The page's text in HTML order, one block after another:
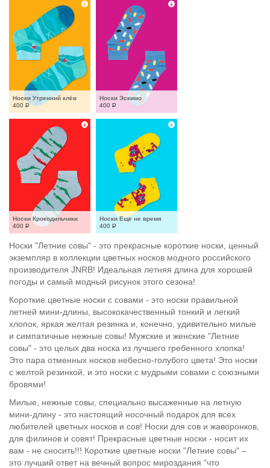
Носки Утренний клёв
400 Р
Носки Эскимо
400 Р
Носки Крокодильчики
400 Р
Носки Еще не время
400 Р
Носки "Летние совы" - это прекрасные короткие носки, ценный
экземпляр в коллекции цветных носков модного российского
производителя JNRB! Идеальная летняя длина для хорошей
погоды и самый модный рисунок этого сезона!
Короткие цветные носки с совами - это носки правильной
летней мини-длины, высококачественный тонкий и легкий
хлопок, яркая желтая резинка и, конечно, удивительно милые
и симпатичные нежные совы! Мужские и женские "Летние
совы" - это целых два носка из лучшего гребенного хлопка!
Это пара отменных носков небесно-голубого цвета! Это носки
с желтой резинкой, и это носки с мудрыми совами с союзными
бровями!
Милые, нежные совы, специально высаженные на летную
мини-длину - это настоящий носочный подарок для всех
любителей цветных носков и сов! Носки для сов и жаворонков,
для филинов и совят! Прекрасные цветные носки - носит их
вам - не сносить!!! Короткие цветные носки "Летние совы" –
это лучший ответ на вечный вопрос мироздания "что